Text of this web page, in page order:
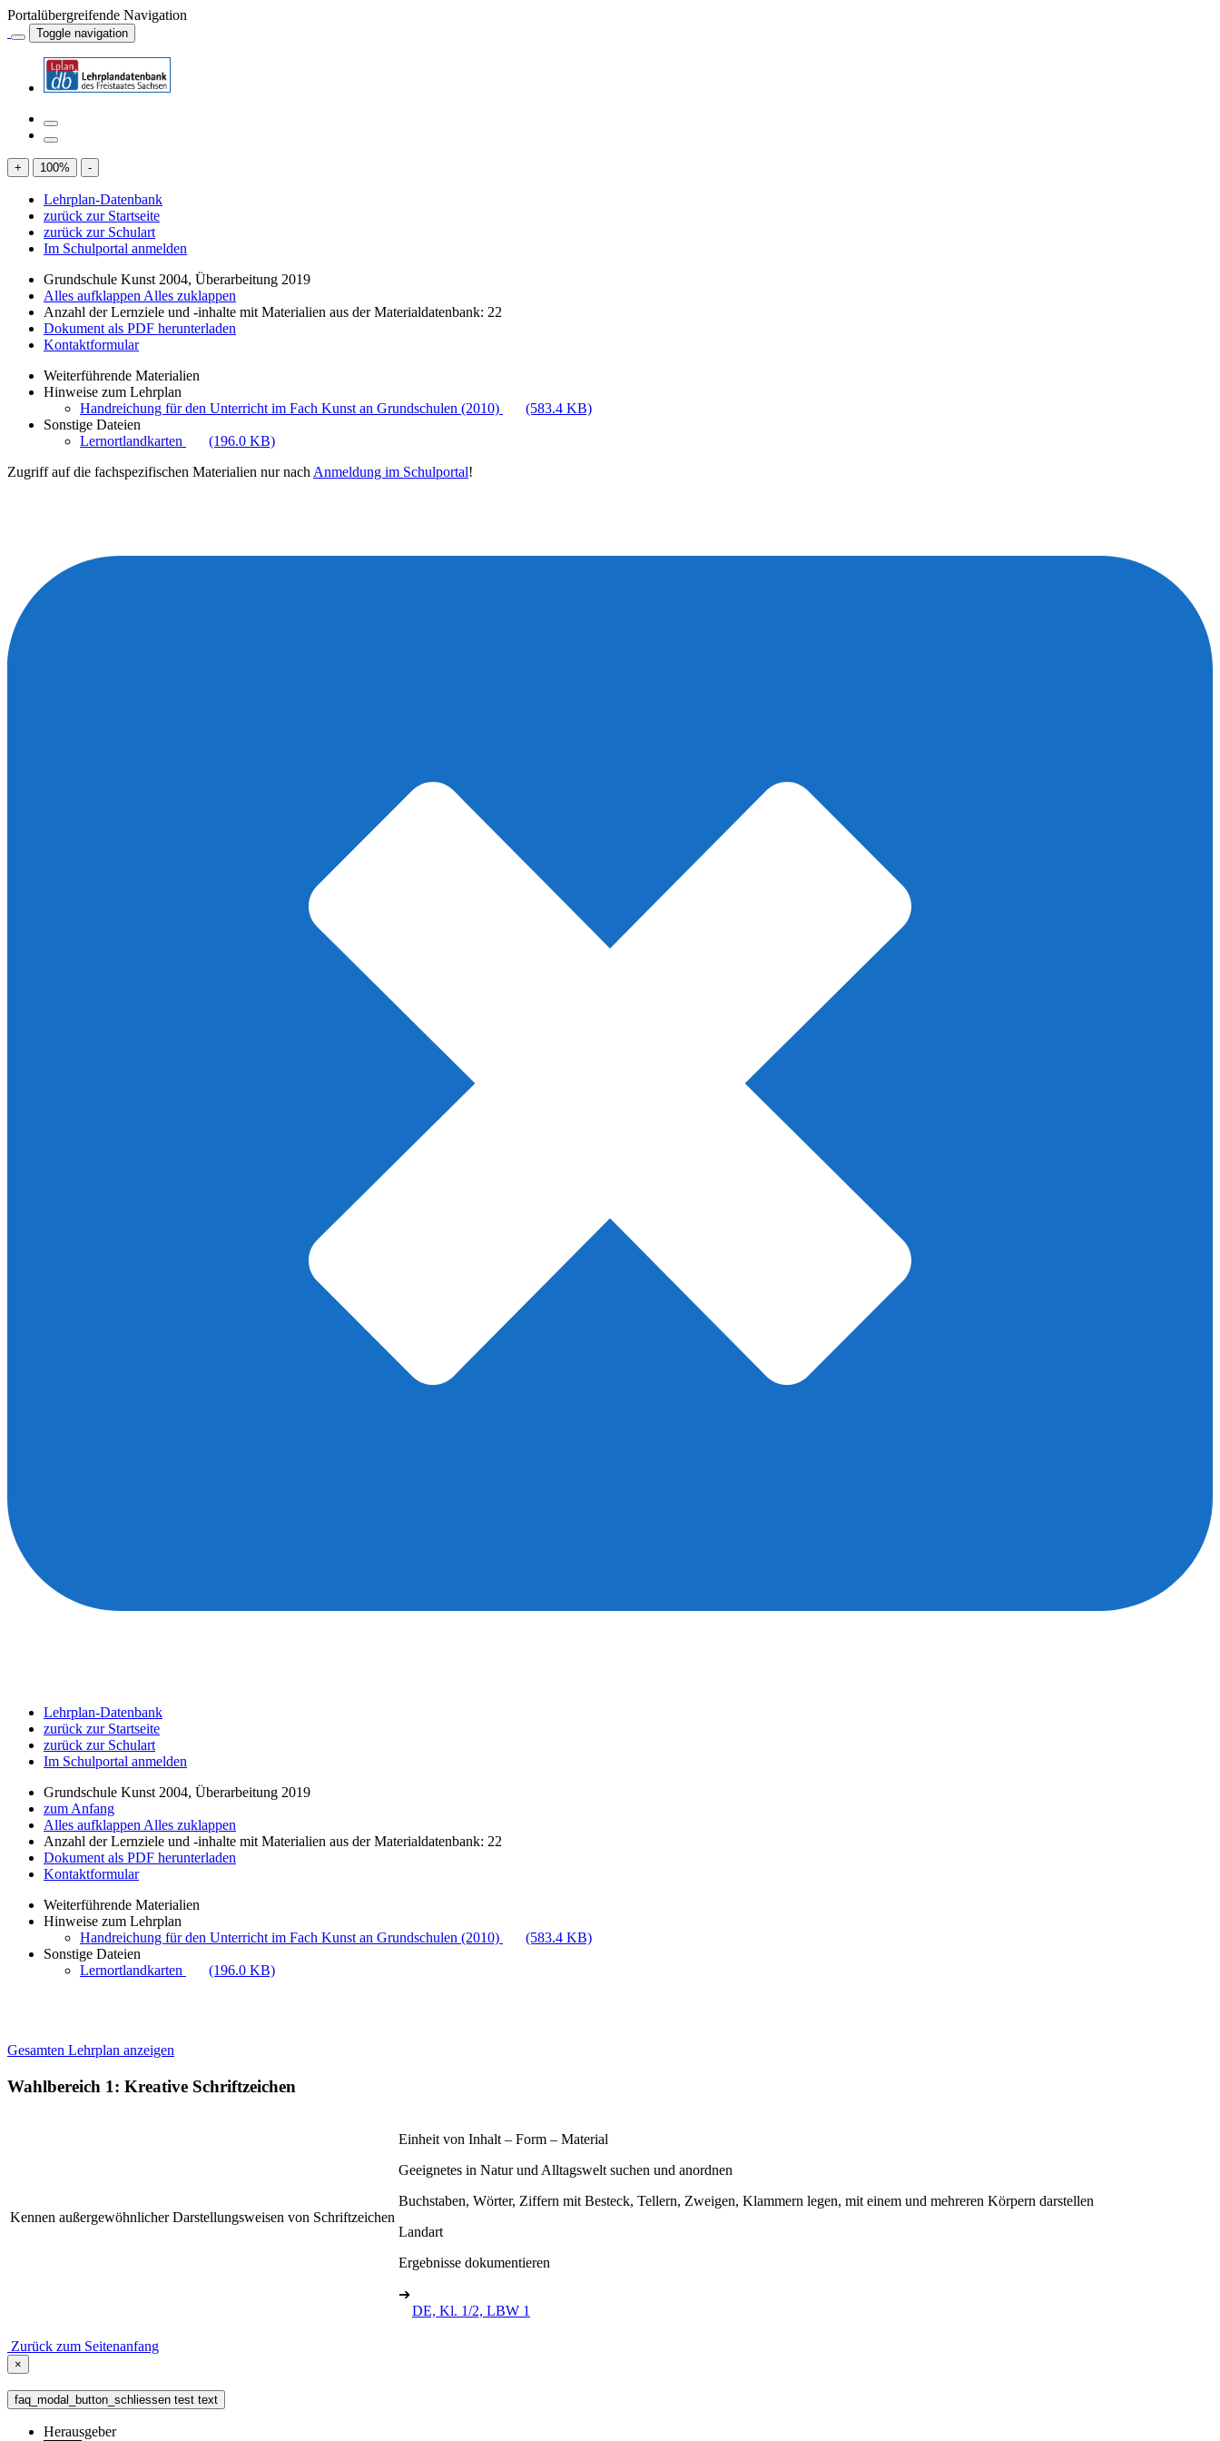
Portalübergreifende Navigation
Toggle navigation
+ 100% -
Lehrplan-Datenbank
zurück zur Startseite
zurück zur Schulart
Im Schulportal anmelden
Grundschule Kunst 2004, Überarbeitung 2019
Alles aufklappen Alles zuklappen
Anzahl der Lernziele und -inhalte mit Materialien aus der Materialdatenbank: 22
Dokument als PDF herunterladen
Kontaktformular
Weiterführende Materialien
Hinweise zum Lehrplan
Handreichung für den Unterricht im Fach Kunst an Grundschulen (2010)
(583.4 KB)
Sonstige Dateien
Lernortlandkarten
(196.0 KB)
Zugriff auf die fachspezifischen Materialien nur nach Anmeldung im Schulportal!
Lehrplan-Datenbank
zurück zur Startseite
zurück zur Schulart
Im Schulportal anmelden
Grundschule Kunst 2004, Überarbeitung 2019
zum Anfang
Alles aufklappen Alles zuklappen
Anzahl der Lernziele und -inhalte mit Materialien aus der Materialdatenbank: 22
Dokument als PDF herunterladen
Kontaktformular
Weiterführende Materialien
Hinweise zum Lehrplan
Handreichung für den Unterricht im Fach Kunst an Grundschulen (2010)
(583.4 KB)
Sonstige Dateien
Lernortlandkarten
(196.0 KB)
Gesamten Lehrplan anzeigen
Wahlbereich 1: Kreative Schriftzeichen
Kennen außergewöhnlicher Darstellungsweisen von Schriftzeichen
Einheit von Inhalt – Form – Material
Geeignetes in Natur und Alltagswelt suchen und anordnen
Buchstaben, Wörter, Ziffern mit Besteck, Tellern, Zweigen, Klammern legen, mit einem und mehreren Körpern darstellen
Landart
Ergebnisse dokumentieren
➔
DE, Kl. 1/2, LBW 1
Zurück zum Seitenanfang
×
faq_modal_button_schliessen test text
Herausgeber